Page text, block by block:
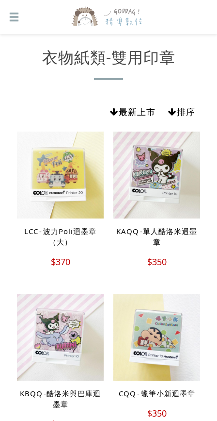
衣物紙類-雙用印章
最新上市 排序
LCC - 波力Poli迴墨章
（大）
$370
KAQQ -單人酷洛米迴墨
章
$350
KBQQ -酷洛米與巴庫迴
墨章
CQQ - 蠟筆小新迴墨章
$350